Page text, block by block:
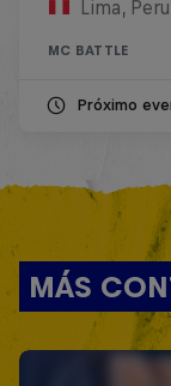
Lima, Peru
MC BATTLE
Próximo
MÁS